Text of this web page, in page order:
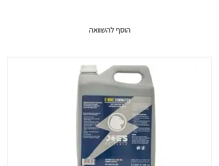
הוסף להשוואה